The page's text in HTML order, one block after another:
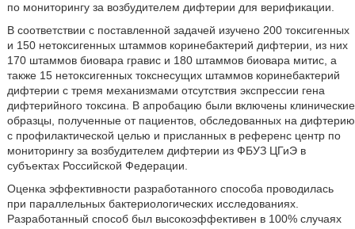
по мониторингу за возбудителем дифтерии для верификации.
В соответствии с поставленной задачей изучено 200 токсигенных
и 150 нетоксигенных штаммов коринебактерий дифтерии, из них
170 штаммов биовара гравис и 180 штаммов биовара митис, а
также 15 нетоксигенных токснесущих штаммов коринебактерий
дифтерии с тремя механизмами отсутствия экспрессии гена
дифтерийного токсина. В апробацию были включены клинические
образцы, полученные от пациентов, обследованных на дифтерию
с профилактической целью и присланных в референс центр по
мониторингу за возбудителем дифтерии из ФБУЗ ЦГиЭ в
субъектах Российской Федерации.
Оценка эффективности разработанного способа проводилась
при параллельных бактериологических исследованиях.
Разработанный способ был высокоэффективен в 100% случаях